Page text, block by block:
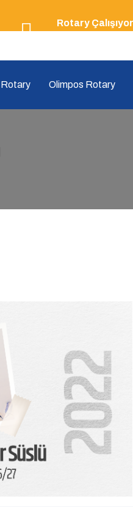
Rotary Çalışıyor
Rotary Olimpos Rotary